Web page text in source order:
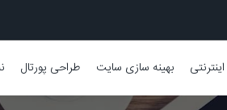
بهینه سازی سایت طراحی پورتال